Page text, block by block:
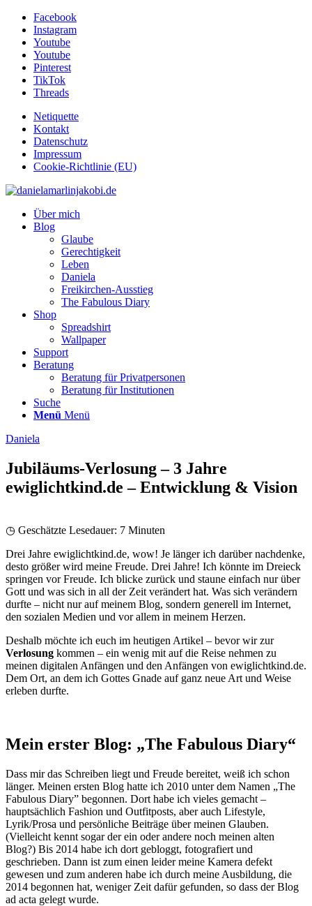
Facebook
Instagram
Youtube
Youtube
Pinterest
TikTok
Threads
Netiquette
Kontakt
Datenschutz
Impressum
Cookie-Richtlinie (EU)
Über mich
Blog
Glaube
Gerechtigkeit
Leben
Daniela
Freikirchen-Ausstieg
The Fabulous Diary
Shop
Spreadshirt
Wallpaper
Support
Beratung
Beratung für Privatpersonen
Beratung für Institutionen
Suche
Menü Menü
Daniela
Jubiläums-Verlosung – 3 Jahre
ewiglichtkind.de – Entwicklung & Vision
◷ Geschätzte Lesedauer: 7 Minuten
Drei Jahre ewiglichtkind.de, wow! Je länger ich darüber nachdenke,
desto größer wird meine Freude. Drei Jahre! Ich könnte im Dreieck
springen vor Freude. Ich blicke zurück und staune einfach nur über
Gott und was sich in all der Zeit verändert hat. Was sich verändern
durfte – nicht nur auf meinem Blog, sondern generell im Internet,
den sozialen Medien und vor allem in meinem Herzen.
Deshalb möchte ich euch im heutigen Artikel – bevor wir zur
Verlosung kommen – ein wenig mit auf die Reise nehmen zu
meinen digitalen Anfängen und den Anfängen von ewiglichtkind.de.
Dem Ort, an dem ich Gottes Gnade auf ganz neue Art und Weise
erleben durfte.
Mein erster Blog: „The Fabulous Diary“
Dass mir das Schreiben liegt und Freude bereitet, weiß ich schon
länger. Meinen ersten Blog hatte ich 2010 unter dem Namen „The
Fabulous Diary” begonnen. Dort habe ich vieles gemacht –
hauptsächlich Fashion und Outfitposts, aber auch Lifestyle,
Lyrik/Prosa und persönliche Beiträge über meinen Glauben.
(Vielleicht kennt sogar der ein oder andere noch meinen alten
Blog?) Bis 2014 habe ich dort gebloggt, fotografiert und
geschrieben. Dann ist zum einen leider meine Kamera defekt
gewesen und zum anderen habe ich durch meine Ausbildung, die
2014 begonnen hat, weniger Zeit dafür gefunden, so dass der Blog
ad acta gelegt wurde.